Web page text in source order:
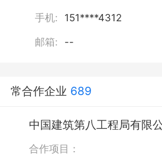
手机: 151****4312
邮箱: --
常合作企业 689
中国建筑第八工程局有限
合作项目：